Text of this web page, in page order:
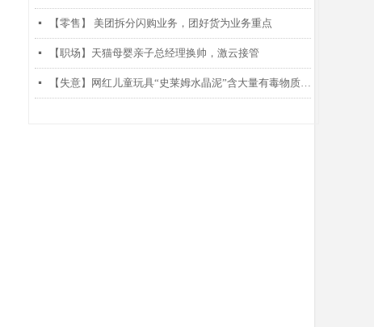
넷 【零售】 美团拆分闪购业务，团好货为业务重点
넷 【职场】天猫母婴亲子总经理换帅，激云接管
넷 【失意】网红儿童玩具“史莱姆水晶泥”含大量有毒物质硼砂被曝光